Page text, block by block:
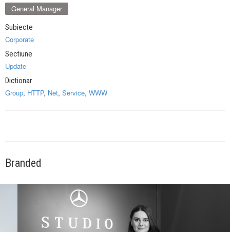
General Manager
Subiecte
Corporate
Sectiune
Update
Dictionar
Group, HTTP, Net, Service, WWW
Branded